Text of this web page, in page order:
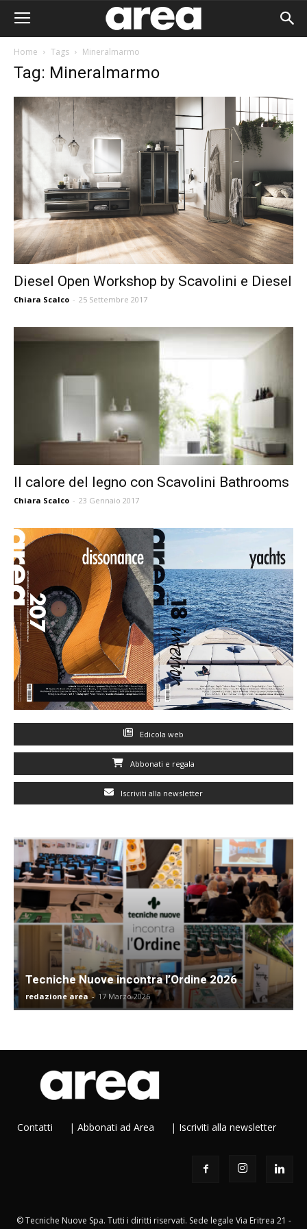
Area
Home Tags Mineralmarmo
Tag: Mineralmarmo
Diesel Open Workshop by Scavolini e Diesel
Chiara Scalco - 25 Settembre 2017
Il calore del legno con Scavolini Bathrooms
Chiara Scalco - 23 Gennaio 2017
Edicola web
Abbonati e regala
Iscriviti alla newsletter
Tecniche Nuove incontra l’Ordine 2026
redazione area - 17 Marzo 2026
Contatti | Abbonati ad Area | Iscriviti alla newsletter
© Tecniche Nuove Spa. Tutti i diritti riservati. Sede legale Via Eritrea 21 -